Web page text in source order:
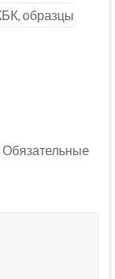
образцы
Обязательные